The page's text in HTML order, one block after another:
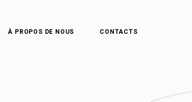
À PROPOS DE NOUS CONTACTS